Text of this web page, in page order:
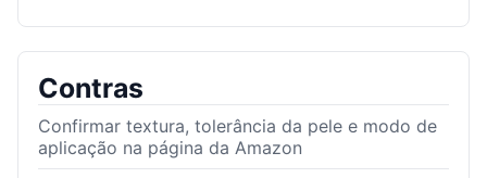
Contras
Confirmar textura, tolerância da pele e modo de
aplicação na página da Amazon